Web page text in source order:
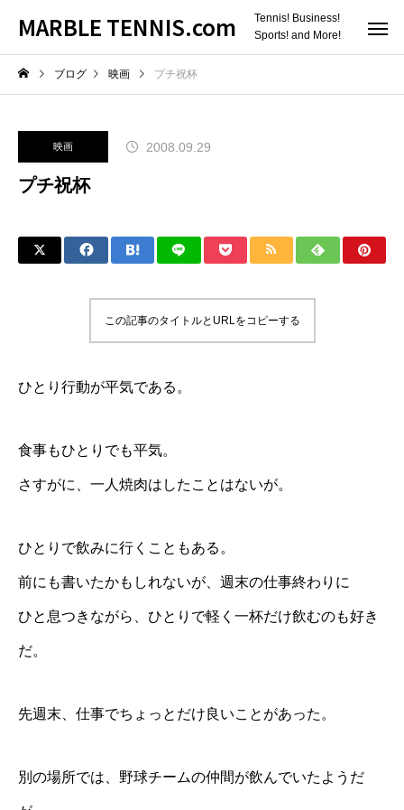
MARBLE TENNIS.com
Tennis! Business!
Sports! and More!
ブログ 映画 プチ祝杯
映画 2008.09.29
プチ祝杯
この記事のタイトルとURLをコピーする
ひとり行動が平気である。
食事もひとりでも平気。
さすがに、一人焼肉はしたことはないが。
ひとりで飲みに行くこともある。
前にも書いたかもしれないが、週末の仕事終わりに
ひと息つきながら、ひとりで軽く一杯だけ飲むのも好き
だ。
先週末、仕事でちょっとだけ良いことがあった。
別の場所では、野球チームの仲間が飲んでいたようだ